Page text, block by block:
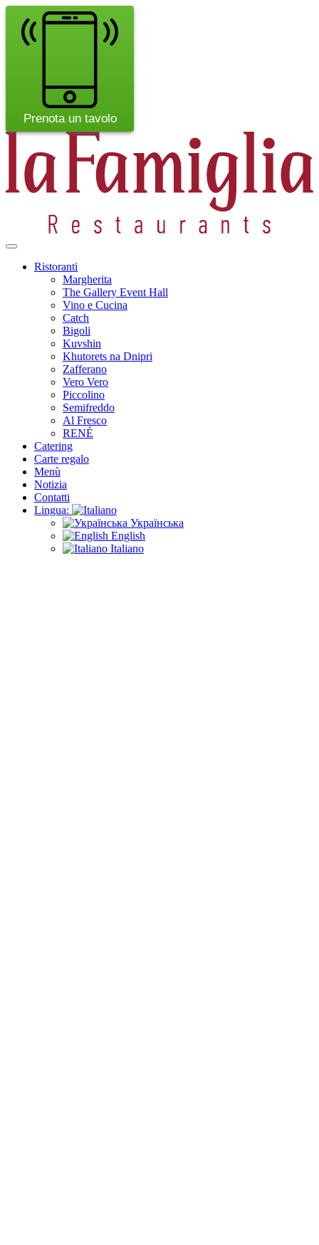
Prenota un tavolo
Ristoranti
Margherita
The Gallery Event Hall
Vino e Cucina
Catch
Bigoli
Kuvshin
Khutorets na Dnipri
Zafferano
Vero Vero
Piccolino
Semifreddo
Al Fresco
RENÉ
Catering
Carte regalo
Menù
Notizia
Contatti
Lingua:
Українська
English
Italiano